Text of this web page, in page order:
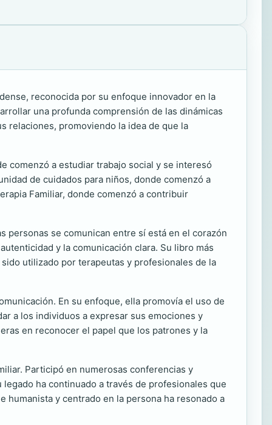
reconocida por su enfoque innovador en la
una profunda comprensión de las dinámicas
relaciones, promoviendo la idea de que la
comenzó a estudiar trabajo social y se interesó
de cuidados para niños, donde comenzó a
Familiar, donde comenzó a contribuir
personas se comunican entre sí está en el corazón
y la comunicación clara. Su libro más
utilizado por terapeutas y profesionales de la
En su enfoque, ella promovía el uso de
a los individuos a expresar sus emociones y
en reconocer el papel que los patrones y la
Participó en numerosas conferencias y
legado ha continuado a través de profesionales que
y centrado en la persona ha resonado a